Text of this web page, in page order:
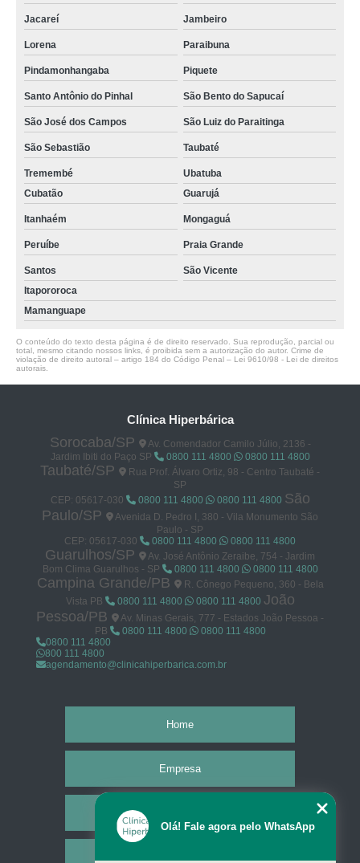
Jacareí Jambeiro
Lorena Paraibuna
Pindamonhangaba Piquete
Santo Antônio do Pinhal São Bento do Sapucaí
São José dos Campos São Luiz do Paraitinga
São Sebastião Taubaté
Tremembé
Ubatuba
Cubatão
Guarujá
Itanhaém Mongaguá
Peruíbe Praia Grande
Santos
São Vicente
Itapororoca
Mamanguape
O conteúdo do texto desta página é de direito reservado. Sua reprodução, parcial ou
total, mesmo citando nossos links, é proibida sem a autorização do autor. Crime de
violação de direito autoral – artigo 184 do Código Penal – Lei 9610/98 - Lei de direitos
autorais
Clínica Hiperbárica
Sorocaba/SP
Av. Comendador Camilo Júlio, 2136 -
Jardim Ibiti do Paço SP
0800 111 4800 0800 111 4800
Taubaté/SP
Rua Prof. Álvaro Ortiz, 98 - Centro Taubaté -
SP
CEP: 05617-030
0800 111 4800 0800 111 4800 São
Paulo/SP
Avenida D. Pedro I, 380 - Vila Monumento São
Paulo - SP
CEP: 05617-030
0800 111 4800 0800 111 4800
Guarulhos/SP
Av. José Antônio Zeraibe, 754 - Jardim
Bom Clima Guarulhos - SP
0800 111 4800 0800 111 4800
Campina Grande/PB
R. Cônego Pequeno, 360 - Bela
Vista PB
0800 111 4800 0800 111 4800 João
Pessoa/PB
Av. Minas Gerais, 777 - Estados João Pessoa -
PB
0800 111 4800
0800 111 4800
0800 111 4800
800 111 4800
agendamento@clinicahiperbarica.com.br
Home
Empresa
Olá! Fale agora pelo WhatsApp